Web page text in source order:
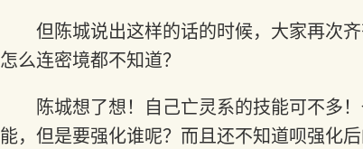
但陈城说出这样的话的时候，大家再次
怎么连密境都不知道？
陈城想了想！自己亡灵系的技能可不多
能，但是要强化谁呢？而且还不知道呗强化